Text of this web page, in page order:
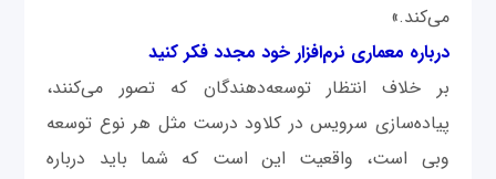
می‌کند.»
درباره معماری نرم‌افزار خود مجدد فکر کنید
بر خلاف انتظار توسعه‌دهندگان که تصور می‌کنند،
پیاده‌سازی سرویس در کلاود درست مثل هر نوع توسعه
وبی است، واقعیت این است که شما باید درباره